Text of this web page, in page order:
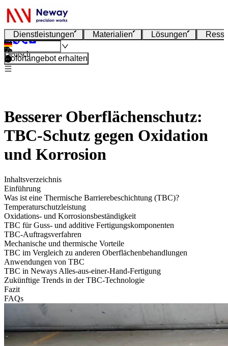
Dienstleistungen Materialien Lösungen
Deutsch
Sofortangebot erhalten
Besserer Oberflächenschutz:
TBC-Schutz gegen Oxidation
und Korrosion
Inhaltsverzeichnis
Einführung
Was ist eine Thermische Barrierebeschichtung (TBC)?
Temperaturschutzleistung
Oxidations- und Korrosionsbeständigkeit
TBC für Guss- und additive Fertigungskomponenten
TBC-Auftragsverfahren
Mechanische und thermische Vorteile
TBC im Vergleich zu anderen Oberflächenbehandlungen
Anwendungen von TBC
TBC in Neways Alles-aus-einer-Hand-Fertigung
Zukünftige Trends in der TBC-Technologie
Fazit
FAQs